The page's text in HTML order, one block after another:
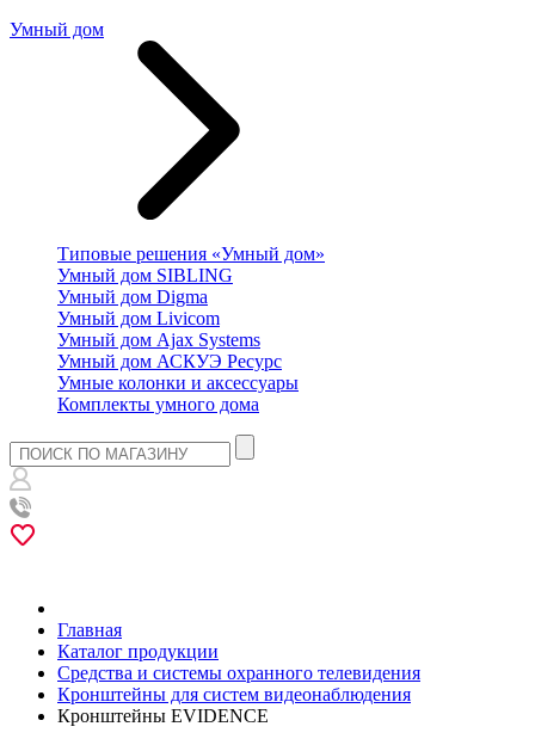
Умный дом
Типовые решения «Умный дом»
Умный дом SIBLING
Умный дом Digma
Умный дом Livicom
Умный дом Ajax Systems
Умный дом АСКУЭ Ресурс
Умные колонки и аксессуары
Комплекты умного дома
Главная
Каталог продукции
Средства и системы охранного телевидения
Кронштейны для систем видеонаблюдения
Кронштейны EVIDENCE